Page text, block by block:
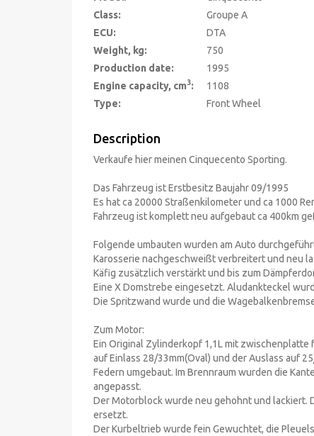
Class:
Groupe A
ECU:
DTA
Weight, kg:
750
Production date:
1995
Engine capacity, cm3:
1108
Type:
Front Wheel
Description
Verkaufe hier meinen Cinquecento Sporting.
Das Fahrzeug ist Erstbesitz Baujahr 09/1995
Es hat ca 20000 Straßenkilometer und ca 1000
Fahrzeug ist komplett neu aufgebaut ca 400km
Folgende umbauten wurden am Auto
Karosserie nachgeschweißt verbreitert und neu
Käfig zusätzlich verstärkt und bis zum
Eine X Domstrebe eingesetzt. Aludankteckel
Die Spritzwand wurde und die
Zum Motor:
Ein Original Zylinderkopf 1,1L mit zwischenplatte
auf Einlass 28/33mm(Oval) und der Auslass auf
Federn umgebaut. Im Brennraum wurden die
angepasst.
Der Motorblock wurde neu gehohnt und lackiert.
ersetzt.
Der Kurbeltrieb wurde fein Gewuchtet, die